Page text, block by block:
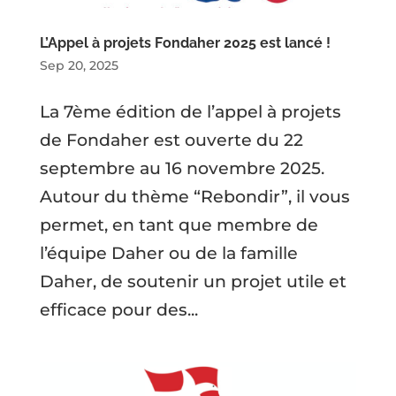
L’Appel à projets Fondaher 2025 est lancé !
Sep 20, 2025
La 7ème édition de l’appel à projets
de Fondaher est ouverte du 22
septembre au 16 novembre 2025.
Autour du thème “Rebondir”, il vous
permet, en tant que membre de
l’équipe Daher ou de la famille
Daher, de soutenir un projet utile et
efficace pour des...